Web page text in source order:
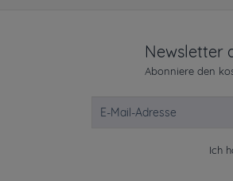
Newsletter
Abonniere den
Ich